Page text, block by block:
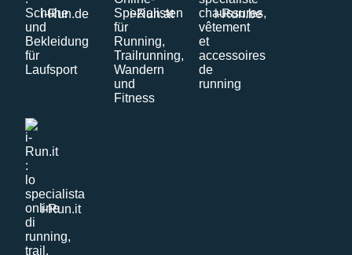
i-Run.de i-Run.at i-Run.be
i-Run.it